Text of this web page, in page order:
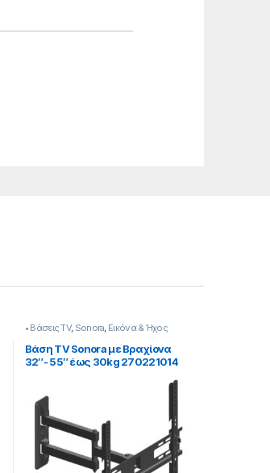
• Βάσεις TV, Sonora, Εικόνα & Ήχος
Βάση TV Sonora με Βραχίονα
32″- 55″ έως 30kg 270221014